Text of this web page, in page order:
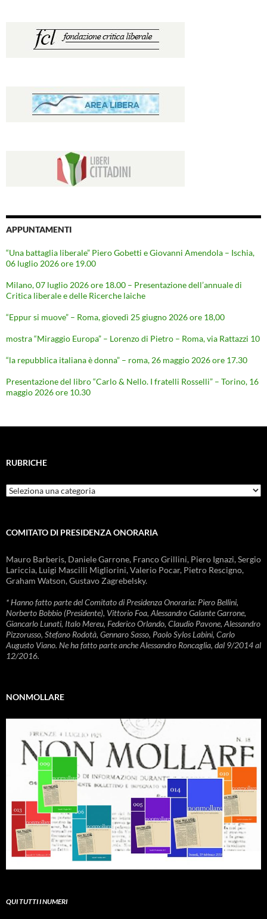
APPUNTAMENTI
“Una battaglia liberale” Piero Gobetti e Giovanni Amendola – Ischia,
06 luglio 2026 ore 19.00
Milano, 07 luglio 2026 ore 18.00 – Presentazione dell’annuale di
Critica liberale e delle Ricerche laiche
“Eppur si muove” – Roma, giovedì 25 giugno 2026 ore 18,00
mostra “Miraggio Europa” – Lorenzo di Pietro – Roma, via Rattazzi 10
“la repubblica italiana è donna” – roma, 26 maggio 2026 ore 17.30
Presentazione del libro “Carlo & Nello. I fratelli Rosselli” – Torino, 16
maggio 2026 ore 10.30
RUBRICHE
Rubriche
COMITATO DI PRESIDENZA ONORARIA
Mauro Barberis, Daniele Garrone, Franco Grillini, Piero Ignazi, Sergio
Lariccia, Luigi Mascilli Migliorini, Valerio Pocar, Pietro Rescigno,
Graham Watson, Gustavo Zagrebelsky.
* Hanno fatto parte del Comitato di Presidenza Onoraria: Piero Bellini,
Norberto Bobbio (Presidente), Vittorio Foa, Alessandro Galante Garrone,
Giancarlo Lunati, Italo Mereu, Federico Orlando, Claudio Pavone, Alessandro
Pizzorusso, Stefano Rodotà, Gennaro Sasso, Paolo Sylos Labini, Carlo
Augusto Viano. Ne ha fatto parte anche Alessandro Roncaglia, dal 9/2014 al
12/2016.
NONMOLLARE
QUI TUTTI I NUMERI